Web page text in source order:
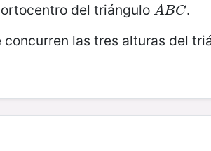
del triángulo A BC
ABC .
las tres alturas del